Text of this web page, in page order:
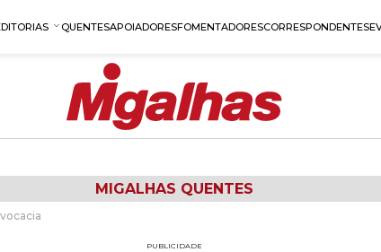
QUENTESAPOIADORESFOMENTADORESCORRESPONDENTES
MIGALHAS QUENTES
PUBLICIDADE